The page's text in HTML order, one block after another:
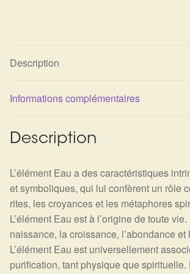
Panier
Description
Informations complémentaires
Description
L’élément Eau a des caractéristiques
et symboliques, qui lui confèrent un rôle
rites, les croyances et les métaphores
L’élément Eau est à l’origine de toute
naissance, la croissance, l’abondance et
L’élément Eau est universellement
purification, tant physique que